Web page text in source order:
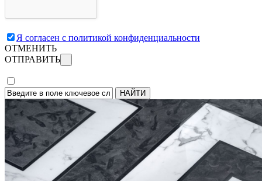
Я согласен с политикой конфиденциальности
ОТМЕНИТЬ
ОТПРАВИТЬ